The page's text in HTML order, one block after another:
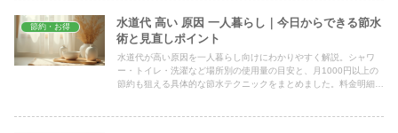
節約・お得
水道代 高い 原因 一人暮らし｜今日からできる節水
術と見直しポイント
水道代が高い原因を一人暮らし向けにわかりやすく解説。シャワ
ー・トイレ・洗濯など場所別の使用量の目安と、月1000円以上の
節約も狙える具体的な節水テクニックをまとめました。料金明細の